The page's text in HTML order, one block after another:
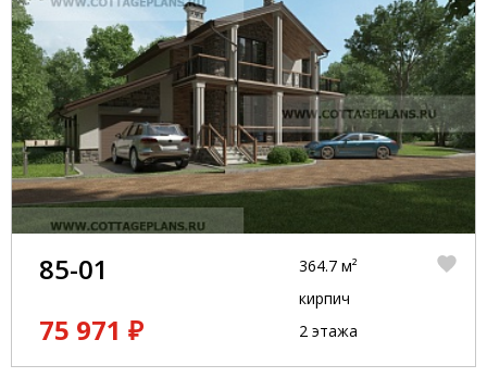
85-01
75 971 ₽
364.7 м²
кирпич
2 этажа